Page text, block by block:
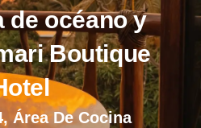
de océano y
Boutique
Área De Cocina